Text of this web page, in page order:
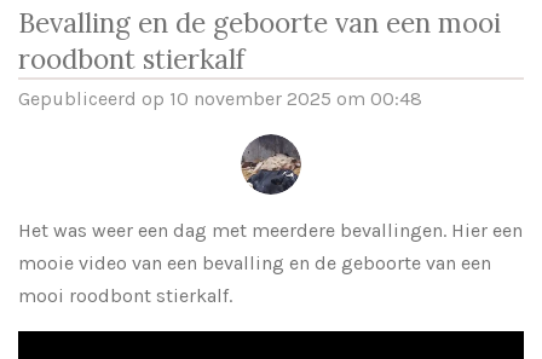
Bevalling en de geboorte van een mooi
roodbont stierkalf
Gepubliceerd op 10 november 2025 om 00:48
Het was weer een dag met meerdere bevallingen. Hier een
mooie video van een bevalling en de geboorte van een
mooi roodbont stierkalf.